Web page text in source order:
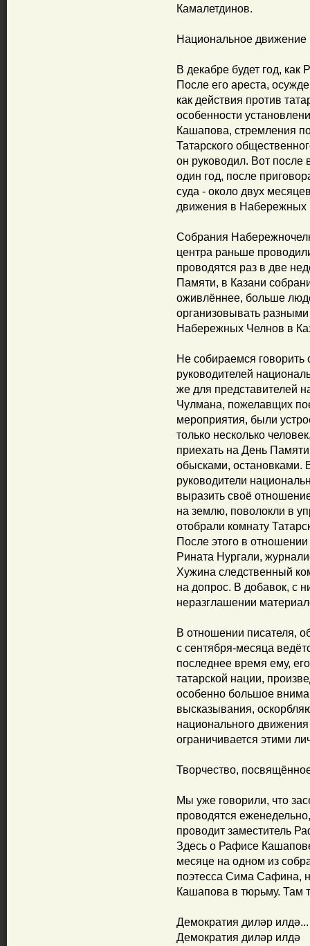
Камалетдинов.
Национальное движение
В декабре будет год,
После его ареста,
как действия против
особенности
Кашапова, стремления
Татарского
он руководил. Вот после
один год, после
суда - около двух
движения в Набережных
Собрания
центра раньше
проводятся раз в две
Памяти, в Казани
оживлённее, больше
организовывать разными
Набережных Челнов в
Не собираемся
руководителей
же для представителей
Чулмана, пожелавщих
мероприятия, были
только несколько
приехать на День
обысками, остановками.
руководители
выразить своё
на землю, поволокли в
отобрали комнату
После этого в
Рината Нургали,
Хужина следственный
на допрос. В добавок, с
неразглашении
В отношении писателя,
с сентября-месяца
последнее время ему,
татарской нации,
особенно большое
высказывания,
национального
ограничивается этими
Творчество,
Мы уже говорили, что
проводятся
проводит заместитель
Здесь о Рафисе
месяце на одном из
поэтесса Сима Сафина,
Кашапова в тюрьму. Там
Демократия диләр илдә...
Демократия диләр илдә